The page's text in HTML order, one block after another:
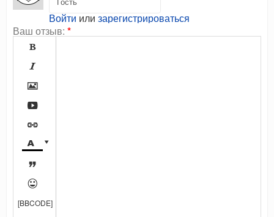
Войти или зарегистрироваться
Ваш отзыв: *









[BBCODE]